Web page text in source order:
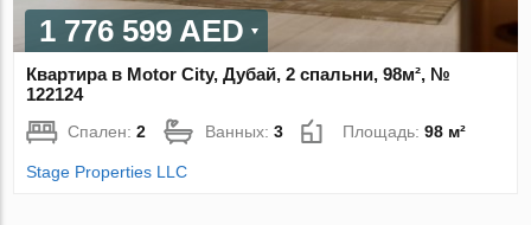
1 776 599 AED
Квартира в Motor City, Дубай, 2 спальни, 98м², №
122124
Спален:2 Ванных:3 Площадь:98 м²
Stage Properties LLC